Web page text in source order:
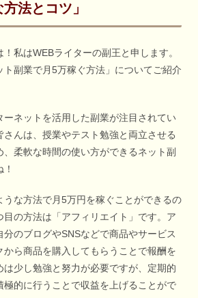
法とコツ」
私はWEBライターの副王と申します。
ト副業で月5万稼ぐ方法」についてご紹介
ーネットを活用した副業が注目されてい
さんは、授業やテスト勉強と両立させる
、柔軟な時間の使い方ができるネット副
うな方法で月5万円を稼ぐことができるの
目の方法は「アフィリエイト」です。ア
のブログやSNSなどで商品やサービス
から商品を購入してもらうことで報酬を
少し勉強と努力が必要ですが、定期的
極的に行うことで収益を上げることがで